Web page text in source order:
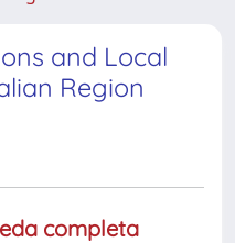
and Local
Region
completa